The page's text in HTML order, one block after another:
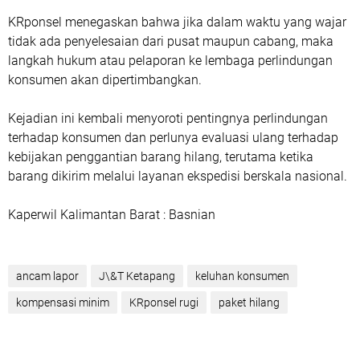
KRponsel menegaskan bahwa jika dalam waktu yang wajar
tidak ada penyelesaian dari pusat maupun cabang, maka
langkah hukum atau pelaporan ke lembaga perlindungan
konsumen akan dipertimbangkan.
Kejadian ini kembali menyoroti pentingnya perlindungan
terhadap konsumen dan perlunya evaluasi ulang terhadap
kebijakan penggantian barang hilang, terutama ketika
barang dikirim melalui layanan ekspedisi berskala nasional.
Kaperwil Kalimantan Barat : Basnian
ancam lapor J\&T Ketapang keluhan konsumen
kompensasi minim KRponsel rugi paket hilang